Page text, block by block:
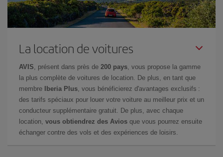
La location de voitures
AVIS, présent dans près de 200 pays, vous propose la gamme
la plus complète de voitures de location. De plus, en tant que
membre
Iberia Plus, vous bénéficierez d'avantages exclusifs :
des tarifs spéciaux pour louer votre voiture au meilleur prix et un
conducteur supplémentaire gratuit. De plus, avec chaque
location, vous obtiendrez des Avios que vous pourrez ensuite
échanger contre des vols et des expériences de loisirs.